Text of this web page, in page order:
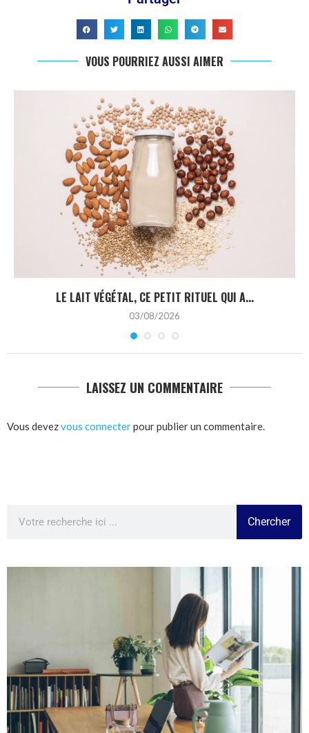
VOUS POURRIEZ AUSSI AIMER
LE LAIT VÉGÉTAL, CE PETIT RITUEL QUI A...
03/08/2026
LAISSEZ UN COMMENTAIRE
Vous devezvous connecterpour publier un commentaire.
Chercher